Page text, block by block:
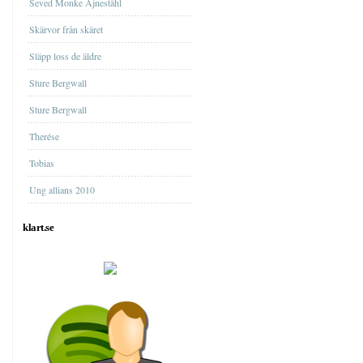
Skärvor från skäret
Släpp loss de äldre
Sture Bergwall
Sture Bergwall
Therése
Tobias
Ung allians 2010
klart.se